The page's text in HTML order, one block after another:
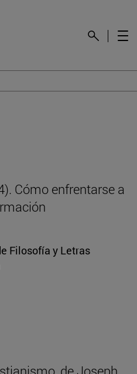
Cómo enfrentarse a
Filosofía y Letras